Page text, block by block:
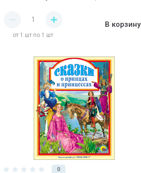
от 1 шт по 1 шт
В корзину
0